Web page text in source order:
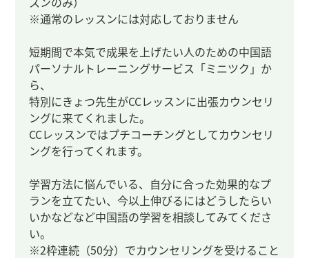
※通常のレッスンには対応しておりません
短期間で本気で成果を上げたい人のための中国語
パーソナルトレーニングサービス「ミニツク」か
ら、
特別にきょつ先生がCCレッスンに出張カウンセリ
ングに来てくれました。
CCレッスンではプチコーチングとしてカウンセリ
ングを行ってくれます。
学習方法に悩んでいる、自分に合った効果的なプ
ランを立てたい、今以上伸びるにはどうしたらい
いかなどなど中国語の学習を相談してみてくださ
い。
※2枠連続（50分）でカウンセリングを受けること